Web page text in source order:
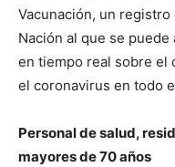
Vacunación, un
Nación al que se
en tiempo real sobre el
el coronavirus en todo
Personal de salud,
mayores de 70 años